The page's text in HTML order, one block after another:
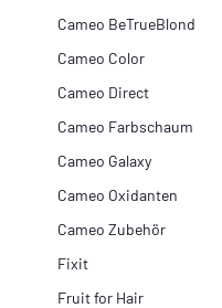
Cameo BeTrueBlond
Cameo Color
Cameo Direct
Cameo Farbschaum
Cameo Galaxy
Cameo Oxidanten
Cameo Zubehör
Fixit
Fruit for Hair